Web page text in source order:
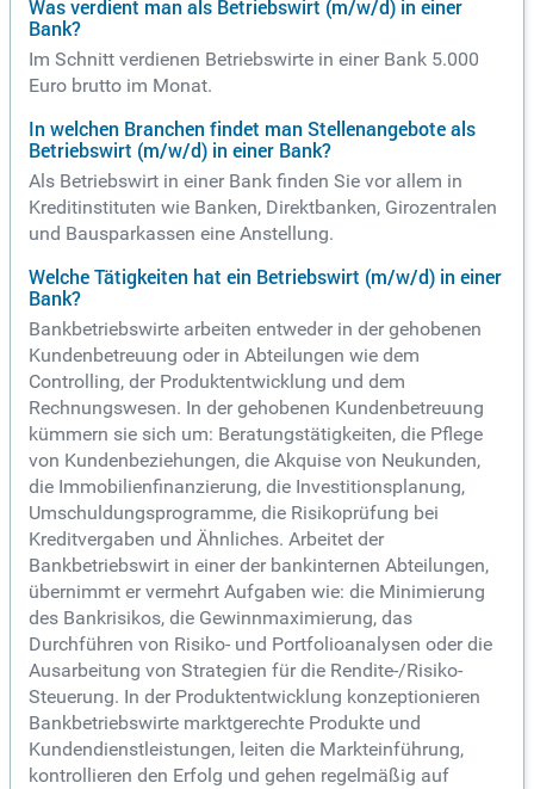
Was verdient man als Betriebswirt (m/w/d) in einer
Bank?
Im Schnitt verdienen Betriebswirte in einer Bank 5.000
Euro brutto im Monat.
In welchen Branchen findet man Stellenangebote als
Betriebswirt (m/w/d) in einer Bank?
Als Betriebswirt in einer Bank finden Sie vor allem in
Kreditinstituten wie Banken, Direktbanken, Girozentralen
und Bausparkassen eine Anstellung.
Welche Tätigkeiten hat ein Betriebswirt (m/w/d) in einer
Bank?
Bankbetriebswirte arbeiten entweder in der gehobenen
Kundenbetreuung oder in Abteilungen wie dem
Controlling, der Produktentwicklung und dem
Rechnungswesen. In der gehobenen Kundenbetreuung
kümmern sie sich um: Beratungstätigkeiten, die Pflege
von Kundenbeziehungen, die Akquise von Neukunden,
die Immobilienfinanzierung, die Investitionsplanung,
Umschuldungsprogramme, die Risikoprüfung bei
Kreditvergaben und Ähnliches. Arbeitet der
Bankbetriebswirt in einer der bankinternen Abteilungen,
übernimmt er vermehrt Aufgaben wie: die Minimierung
des Bankrisikos, die Gewinnmaximierung, das
Durchführen von Risiko- und Portfolioanalysen oder die
Ausarbeitung von Strategien für die Rendite-/Risiko-
Steuerung. In der Produktentwicklung konzeptionieren
Bankbetriebswirte marktgerechte Produkte und
Kundendienstleistungen, leiten die Markteinführung,
kontrollieren den Erfolg und gehen regelmäßig auf